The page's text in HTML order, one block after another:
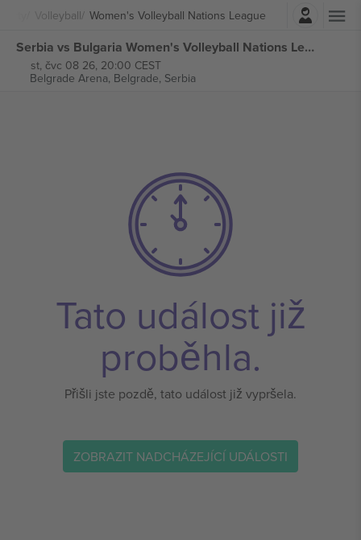
Volleyball Women's Volleyball Nations League
Přihlásit se
Serbia vs Bulgaria Women's Volleyball Nations League vstupenek
st, čvc 08 26, 20:00 CEST
Belgrade Arena, Belgrade, Serbia
Tato událost již
proběhla.
Přišli jste pozdě, tato událost již vypršela.
ZOBRAZIT NADCHÁZEJÍCÍ UDÁLOSTI